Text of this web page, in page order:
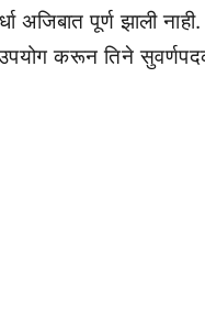
पूर्ण झाली
करून तिने